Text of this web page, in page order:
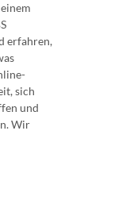
erfahren,
sich
und
Wir